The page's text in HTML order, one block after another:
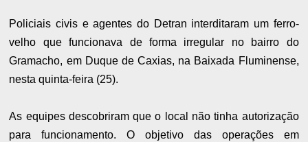
Policiais civis e agentes do Detran interditaram um ferro-
velho que funcionava de forma irregular no bairro do
Gramacho, em Duque de Caxias, na Baixada Fluminense,
nesta quinta-feira (25).
As equipes descobriram que o local não tinha autorização
para funcionamento. O objetivo das operações em